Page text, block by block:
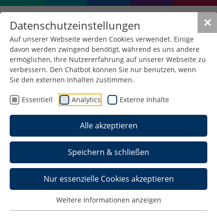
✕
Datenschutzeinstellungen
Auf unserer Webseite werden Cookies verwendet. Einige
davon werden zwingend benötigt, während es uns andere
ermöglichen, Ihre Nutzererfahrung auf unserer Webseite zu
verbessern. Den Chatbot können Sie nur benutzen, wenn
Sie den externen Inhalten zustimmen.
Essentiell Analytics Externe Inhalte
Alle akzeptieren
Speichern & schließen
Nur essenzielle Cookies akzeptieren
Weitere Informationen anzeigen
Hochschulinformationstag